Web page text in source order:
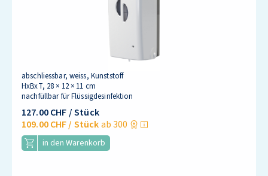
abschliessbar, weiss, Kunststoff
HxBxT, 28 × 12 × 11 cm
nachfüllbar für Flüssigdesinfektion
127.00 CHF/ Stück
109.00 CHF/ Stückab 300
in den Warenkorb